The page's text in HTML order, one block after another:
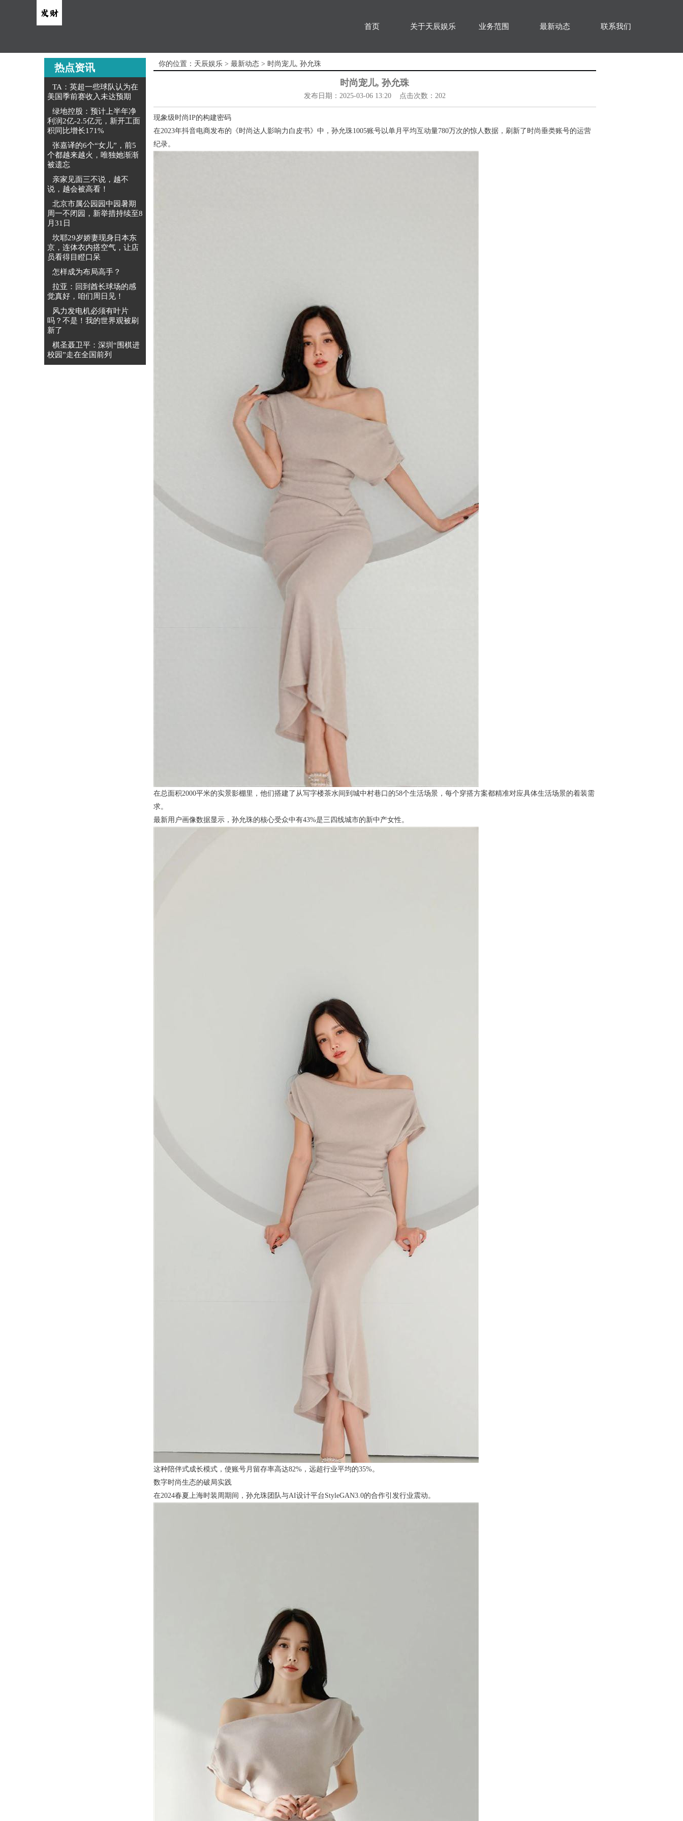
首页 关于天辰娱乐 业务范围 最新动态 联系我们
热点资讯
TA：英超一些球队认为在
美国季前赛收入未达预期
绿地控股：预计上半年净
利润2亿-2.5亿元，新开工面
积同比增长171%
张嘉译的6个“女儿”，前5
个都越来越火，唯独她渐渐
被遗忘
亲家见面三不说，越不
说，越会被高看！
北京市属公园园中园暑期
周一不闭园，新举措持续至8
月31日
坎耶29岁娇妻现身日本东
京，连体衣内搭空气，让店
员看得目瞪口呆
怎样成为布局高手？
拉亚：回到酋长球场的感
觉真好，咱们周日见！
风力发电机必须有叶片
吗？不是！我的世界观被刷
新了
棋圣聂卫平：深圳“围棋进
校园”走在全国前列
你的位置： 天辰娱乐 > 最新动态 > 时尚宠儿, 孙允珠
时尚宠儿, 孙允珠
发布日期：2025-03-06 13:20 点击次数：202
现象级时尚IP的构建密码
在2023年抖音电商发布的《时尚达人影响力白皮书》中，孙允珠1005账号以单月平均互动量780万次的惊人数据，刷新了时尚垂类账号的运营
纪录。
在总面积2000平米的实景影棚里，他们搭建了从写字楼茶水间到城中村巷口的58个生活场景，每个穿搭方案都精准对应具体生活场景的着装需
求。
最新用户画像数据显示，孙允珠的核心受众中有43%是三四线城市的新中产女性。
这种陪伴式成长模式，使账号月留存率高达82%，远超行业平均的35%。
数字时尚生态的破局实践
在2024春夏上海时装周期间，孙允珠团队与AI设计平台StyleGAN3.0的合作引发行业震动。